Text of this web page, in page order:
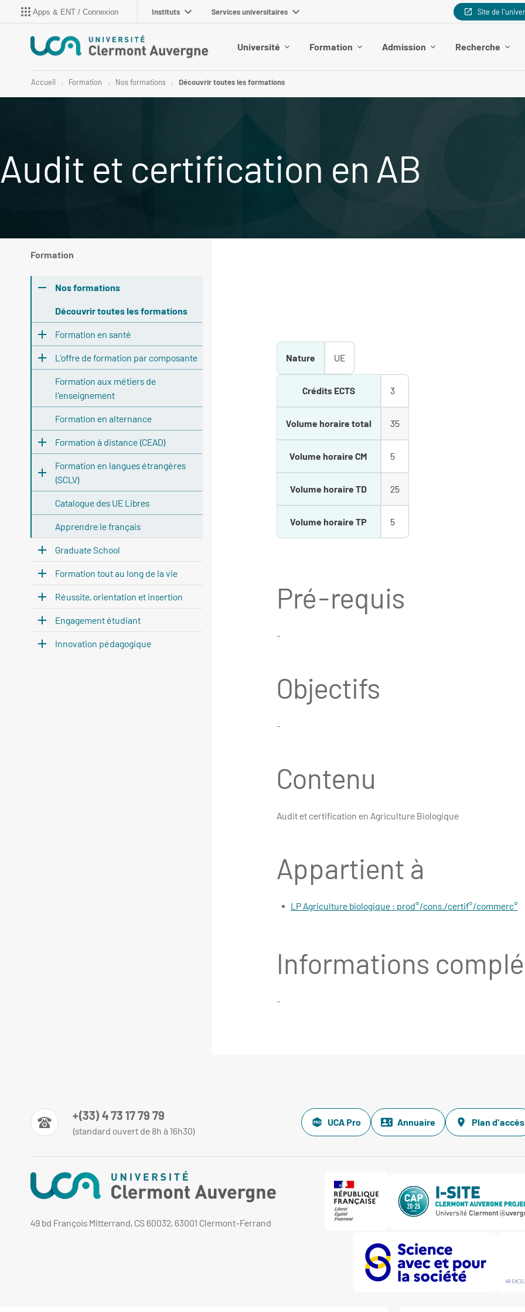
Apps & ENT / Connexion Instituts Services universitaires Site de
Université Formation Admission Recherche
Accueil Formation Nos formations Découvrir toutes les formations
Audit et certification en AB
Nature UE
Crédits ECTS 3
Volume horaire total 35
Volume horaire CM 5
Volume horaire TD 25
Volume horaire TP 5
Pré-requis
-
Objectifs
-
Contenu
Audit et certification en Agriculture Biologique
Appartient à
LP Agriculture biologique : prod°/cons./certif°/commerc°
Informations
-
Formation
Nos formations
Découvrir toutes les formations
Formation en santé
L'offre de formation par composante
Formation aux métiers de
l'enseignement
Formation en alternance
Formation à distance (CEAD)
Formation en langues étrangères
(SCLV)
Catalogue des UE Libres
Apprendre le français
Graduate School
Formation tout au long de la vie
Réussite, orientation et insertion
Engagement étudiant
Innovation pédagogique
+(33) 4 73 17 79 79
(standard ouvert de 8h à 16h30)
UCA Pro Annuaire Plan d'accès
49 bd François Mitterrand, CS 60032, 63001 Clermont-Ferrand